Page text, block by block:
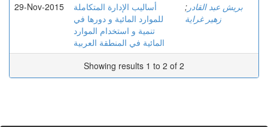
29-Nov-2015
أساليب الإدارة المتكاملة
للموارد المائية و دورها في
تنمية و استخدام الموارد
المائية في المنطقة العربية
بريش عبد القادر ;
زهير غراية
Showing results 1 to 2 of 2